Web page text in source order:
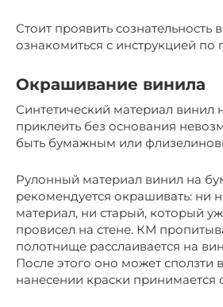
Стоит проявить сознательность
ознакомиться с инструкцией
Окрашивание винила
Синтетический материал винил
приклеить без основания
быть бумажным или
Рулонный материал винил на
рекомендуется окрашивать: ни
материал, ни старый, который
провисел на стене. КМ
полотнище расслаивается на
После этого оно может сползти
нанесении краски принимается